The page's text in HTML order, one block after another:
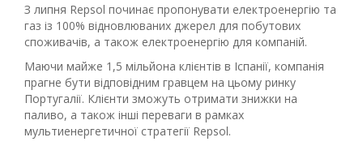
З липня Repsol починає пропонувати електроенергію та
газ із 100% відновлюваних джерел для побутових
споживачів, а також електроенергію для компаній.
Маючи майже 1,5 мільйона клієнтів в Іспанії, компанія
прагне бути відповідним гравцем на цьому ринку
Португалії. Клієнти зможуть отримати знижки на
паливо, а також інші переваги в рамках
мультиенергетичної стратегії Repsol.